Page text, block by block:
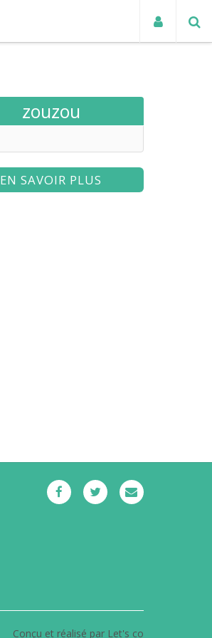
zouzou
EN SAVOIR PLUS
Conçu et réalisé par Let's co